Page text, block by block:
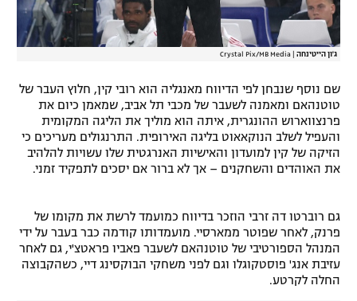
ג'ון הייטינחה Crystal Pix/MB Media
שם נוסף שנבחן לפי הדיווח מאנגליה הוא רובי קין, חלוץ העבר של
טוטנהאם ומאמנה לשעבר של מכבי תל אביב, שמאמן כיום את
פרנצווארוש ההונגרית, איתה הוא מוליך את הליגה המקומית
והעפיל לשלב הנוקאאוט בליגה האירופית. התרנגולים מעריכים כי
הזיקה של קין למועדון והאישיות האנרגטית שלו עשויות להלהיב
את האוהדים והשחקנים – אך לא ברור אם יסכים לתפקיד זמני.
גם רוברטו דה זרבי הוזכר בדיווח כמועמד לרשת את מקומו של
פרנק, לאחר שפוטר ממארסיי. מועמדותו קודמה כבר בעבר על ידי
המנהל הספורטיבי של טוטנהאם לשעבר פאביו פראטצ'י, גם לאחר
עזיבת אנג' פוסטקוגלו וגם לפני משחקי הבוקסינג דיי, כשהקבוצה
החלה לקרטע.